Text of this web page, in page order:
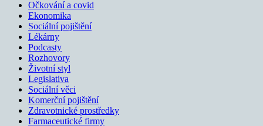
Očkování a covid
Ekonomika
Sociální pojištění
Lékárny
Podcasty
Rozhovory
Životní styl
Legislativa
Sociální věci
Komerční pojištění
Zdravotnické prostředky
Farmaceutické firmy